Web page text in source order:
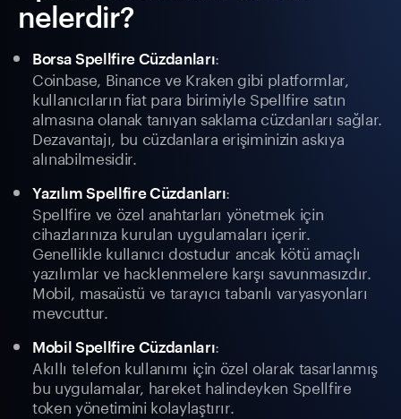
nelerdir?
Borsa Spellfire Cüzdanları:
Coinbase, Binance ve Kraken gibi platformlar,
kullanıcıların fiat para birimiyle Spellfire satın
almasına olanak tanıyan saklama cüzdanları sağlar.
Dezavantajı, bu cüzdanlara erişiminizin askıya
alınabilmesidir.
Yazılım Spellfire Cüzdanları:
Spellfire ve özel anahtarları yönetmek için
cihazlarınıza kurulan uygulamaları içerir.
Genellikle kullanıcı dostudur ancak kötü amaçlı
yazılımlar ve hacklenmelere karşı savunmasızdır.
Mobil, masaüstü ve tarayıcı tabanlı varyasyonları
mevcuttur.
Mobil Spellfire Cüzdanları:
Akıllı telefon kullanımı için özel olarak tasarlanmış
bu uygulamalar, hareket halindeyken Spellfire
token yönetimini kolaylaştırır.